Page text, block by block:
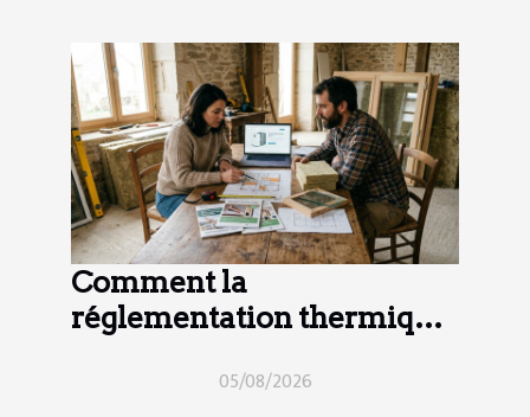
Comment la
réglementation thermique
travaux en 2024
05/08/2026